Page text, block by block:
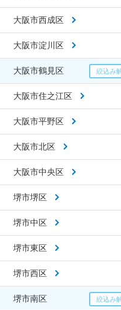
大阪市西成区
大阪市淀川区
大阪市鶴見区
大阪市住之江区
大阪市平野区
大阪市北区
大阪市中央区
堺市堺区
堺市中区
堺市東区
堺市西区
堺市南区